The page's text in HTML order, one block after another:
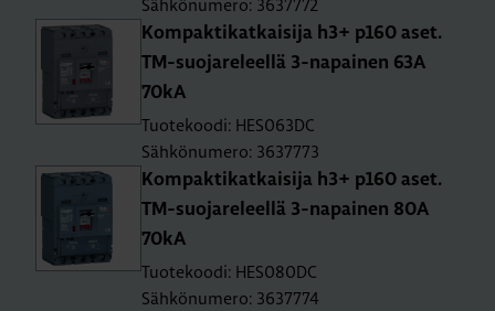
Sähkönumero: 3637772
Kom­pak­ti­kat­kai­si­ja h3+ p160 aset.
TM-suo­ja­re­leel­lä 3-na­pai­nen 63A
70kA
Tuotekoodi: HES063DC
Sähkönumero: 3637773
Kom­pak­ti­kat­kai­si­ja h3+ p160 aset.
TM-suo­ja­re­leel­lä 3-na­pai­nen 80A
70kA
Tuotekoodi: HES080DC
Sähkönumero: 3637774